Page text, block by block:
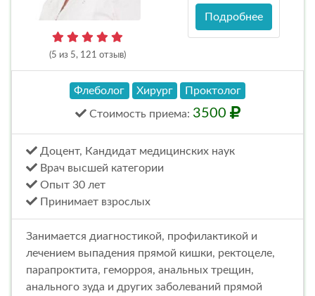
(5 из 5, 121 отзыв)
Подробнее
Флеболог Хирург Проктолог
Стоимость приема: 3500
Доцент, Кандидат медицинских наук
Врач высшей категории
Опыт 30 лет
Принимает взрослых
Занимается диагностикой, профилактикой и
лечением выпадения прямой кишки, ректоцеле,
парапроктита, геморроя, анальных трещин,
анального зуда и других заболеваний прямой